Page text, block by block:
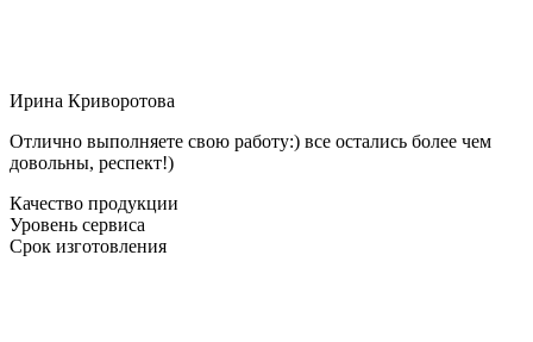
Ирина Криворотова
Отлично выполняете свою работу:) все остались более чем
довольны, респект!)
Качество продукции
Уровень сервиса
Срок изготовления